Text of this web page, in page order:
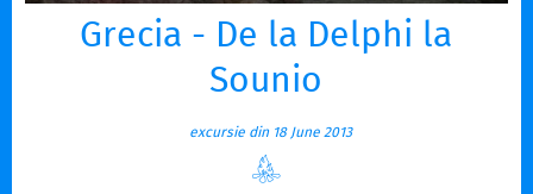
Grecia - De la Delphi la
Sounio
excursie din 18 June 2013